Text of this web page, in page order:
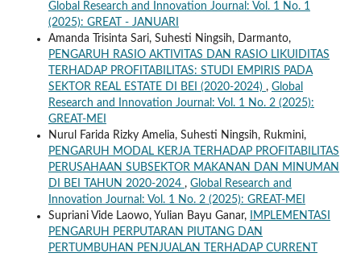
Global Research and Innovation Journal: Vol. 1 No. 1
(2025): GREAT - JANUARI
Amanda Trisinta Sari, Suhesti Ningsih, Darmanto,
PENGARUH RASIO AKTIVITAS DAN RASIO LIKUIDITAS
TERHADAP PROFITABILITAS: STUDI EMPIRIS PADA
SEKTOR REAL ESTATE DI BEI (2020-2024) , Global
Research and Innovation Journal: Vol. 1 No. 2 (2025):
GREAT-MEI
Nurul Farida Rizky Amelia, Suhesti Ningsih, Rukmini,
PENGARUH MODAL KERJA TERHADAP PROFITABILITAS
PERUSAHAAN SUBSEKTOR MAKANAN DAN MINUMAN
DI BEI TAHUN 2020-2024 , Global Research and
Innovation Journal: Vol. 1 No. 2 (2025): GREAT-MEI
Supriani Vide Laowo, Yulian Bayu Ganar,
IMPLEMENTASI
PENGARUH PERPUTARAN PIUTANG DAN
PERTUMBUHAN PENJUALAN TERHADAP CURRENT